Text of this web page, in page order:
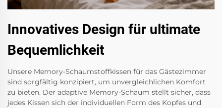
Innovatives Design für ultimate
Bequemlichkeit
Unsere Memory-Schaumstoffkissen für das Gästezimmer
sind sorgfältig konzipiert, um unvergleichlichen Komfort
zu bieten. Der adaptive Memory-Schaum stellt sicher, dass
jedes Kissen sich der individuellen Form des Kopfes und